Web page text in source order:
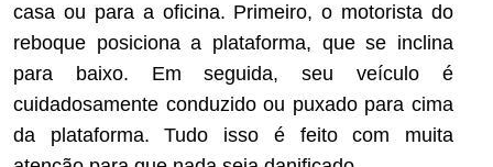
casa ou para a oficina. Primeiro, o motorista do
reboque posiciona a plataforma, que se inclina
para baixo. Em seguida, seu veículo é
cuidadosamente conduzido ou puxado para cima
da plataforma. Tudo isso é feito com muita